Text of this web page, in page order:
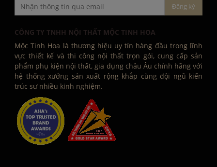
CÔNG TY TNHH NỘI THẤT MỘC TINH HOA
Mộc Tinh Hoa là thương hiệu uy tín hàng đầu trong lĩnh
vực thiết kế và thi công nội thất trọn gói, cung cấp sản
phẩm phụ kiện nội thất, gia dụng châu Âu chính hãng với
hệ thống xưởng sản xuất rộng khắp cùng đội ngũ kiến
trúc sư nhiều kinh nghiệm.